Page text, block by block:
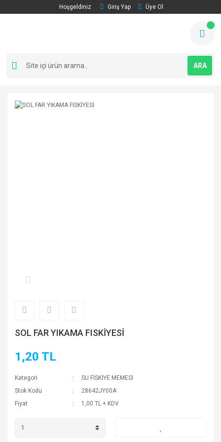
Hoşgeldiniz Giriş Yap Üye Ol
ARA
SOL FAR YIKAMA FISKİYESİ
1,20 TL
Kategori
SU FİSKİYE MEMESİ
Stok Kodu
28642JY00A
Fiyat
1,00 TL + KDV